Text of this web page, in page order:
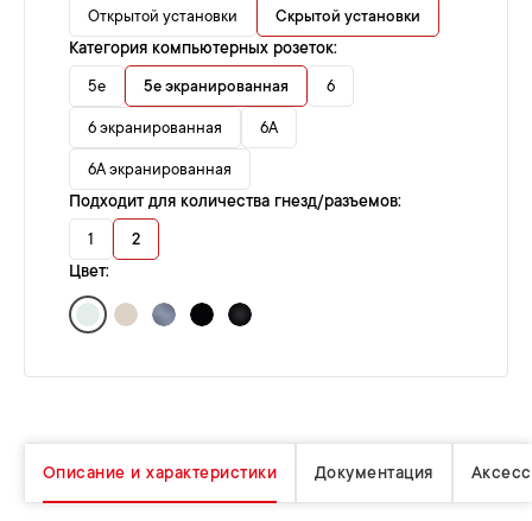
Открытой установки Скрытой установки
Категория компьютерных розеток:
5e 5e экранированная 6
6 экранированная 6A
6A экранированная
Подходит для количества гнезд/разъемов:
1 2
Цвет:
Описание и характеристики Документация